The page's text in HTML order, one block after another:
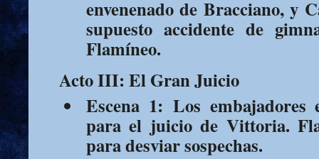
envenenado de Bracciano, y
supuesto accidente de
Flamíneo.
Acto III: El Gran Juicio
Escena 1: Los embajadores
para el juicio de Vittoria.
para desviar sospechas.